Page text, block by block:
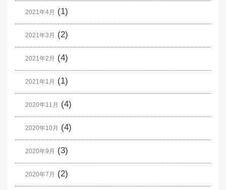
2021年4月 (1)
2021年3月 (2)
2021年2月 (4)
2021年1月 (1)
2020年11月 (4)
2020年10月 (4)
2020年9月 (3)
2020年7月 (2)